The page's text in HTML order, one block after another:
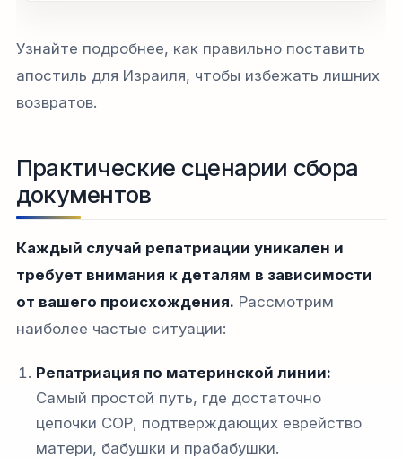
Узнайте подробнее, как правильно поставить
апостиль для Израиля, чтобы избежать лишних
возвратов.
Практические сценарии сбора
документов
Каждый случай репатриации уникален и
требует внимания к деталям в зависимости
от вашего происхождения. Рассмотрим
наиболее частые ситуации:
Репатриация по материнской линии:
Самый простой путь, где достаточно
цепочки СОР, подтверждающих еврейство
матери, бабушки и прабабушки.